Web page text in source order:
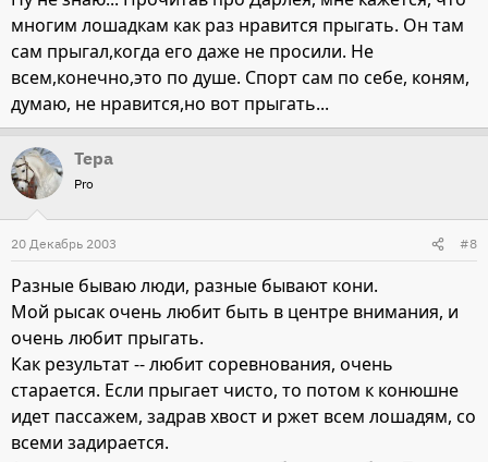
многим лошадкам как раз нравится прыгать. Он там
сам прыгал,когда его даже не просили. Не
всем,конечно,это по душе. Спорт сам по себе, коням,
думаю, не нравится,но вот прыгать...
Тера
Pro
20 Декабрь 2003 #8
Разные бываю люди, разные бывают кони.
Мой рысак очень любит быть в центре внимания, и
очень любит прыгать.
Как результат -- любит соревнования, очень
старается. Если прыгает чисто, то потом к конюшне
идет пассажем, задрав хвост и ржет всем лошадям, со
всеми задирается.